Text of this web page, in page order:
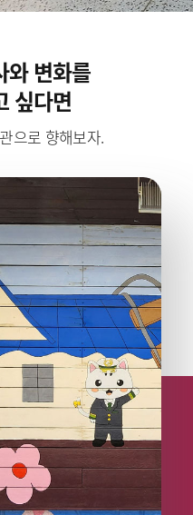
와 변화를
싶다면
으로 향해보자.